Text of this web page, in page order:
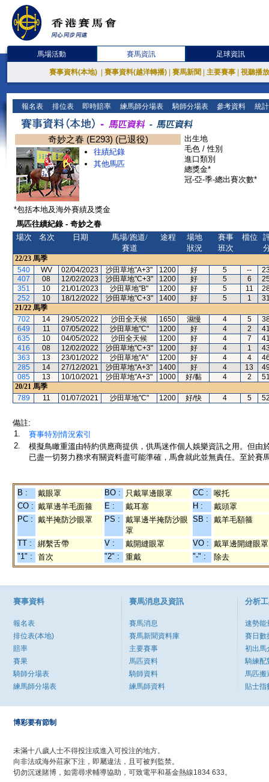
馬場活動 賽馬資訊 足球資訊
賽事資料(本地) 賽事資料(越洋轉播) 賽馬新聞 主要賽事 視聽播
報名表 排位表 即時賠率 練馬師分場表 騎師分場表 參考資料 統
奇妙之春 (E293) (已退役)
往績紀錄
其他馬匹
出生地
毛色 / 性別
進口類別
總獎金*
冠-亞-季-總出賽次數*
*包括本地及海外賽績及獎金
馬匹往績紀錄 - 奇妙之春
場次
名次 日期
馬場/跑道/
賽道
途程
場地
狀況
賽事
班次
檔位
22/23 馬季
540
WV 02/04/2023 沙田草地"A+3" 1200 好 5 --
407
08 12/02/2023 沙田草地"C+3" 1200 好 5 6
351
10 21/01/2023 沙田草地"B" 1200 好 5 11
252
10 18/12/2022 沙田草地"C+3" 1400 好 5 1
21/22 馬季
702
14 29/05/2022 沙田全天候 1650 濕慢 4 5
649
11 07/05/2022 沙田草地"C" 1200 好 4 2
635
10 04/05/2022 沙田全天候 1200 好 4 7
416
08 12/02/2022 沙田草地"C+3" 1200 好 4 1
363
13 23/01/2022 沙田草地"A" 1200 好 4 4
285
14 27/12/2021 沙田草地"A+3" 1400 好 4 13
085
13 10/10/2021 沙田草地"A+3" 1000 好/黏 4 2
20/21 馬季
789
11 01/07/2021 沙田草地"C" 1200 好/快 4 5
備註:
1.
賽事特別情況索引
2.
模擬鳥瞰重溫由特約供應商提供，供馬迷作個人娛樂資訊之用。但
已盡一切努力務求有關資料盡可能準確，馬會就此並無責任。至於賽
B : 戴眼罩 BO : 只戴單邊眼罩 CC :
喉托
CO : 戴單邊羊毛面箍 E : 戴耳塞 H :
戴頭罩
PC : 戴半掩防沙眼罩 PS :
戴單邊半掩防沙眼
罩
SB : 戴羊毛額箍
TT : 綁繫舌帶 V : 戴開縫眼罩 VO : 戴單邊開縫眼罩
"1" :
首次 "2" : 重戴 "-" : 除去
賽事資料
報名表
排位表(本地)
賠率
賽果
騎師分場表
練馬師分場表
賽馬消息及資訊
賽馬消息
賽馬新聞資料庫
主要賽事
馬匹資料
騎師資料
練馬師資料
分析
速勢能
賽日數
初出馬
騎練配
馬匹搬
貼士指
博彩要有節制
未滿十八歲人士不得投注或進入可投注的地方。
向非法或海外莊家下注，即屬違法，且可被判監禁。
切勿沉迷賭博，如需尋求輔導協助，可致電平和基金熱線1834 633。